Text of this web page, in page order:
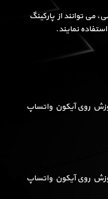
می توانند از پارکینگ
نمایند.
روی آیکون واتساپ
روی آیکون واتساپ